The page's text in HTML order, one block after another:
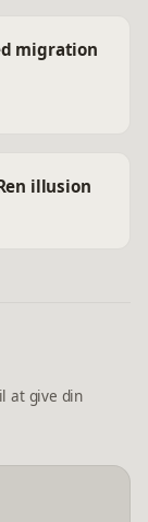
migration
illusion
at give din